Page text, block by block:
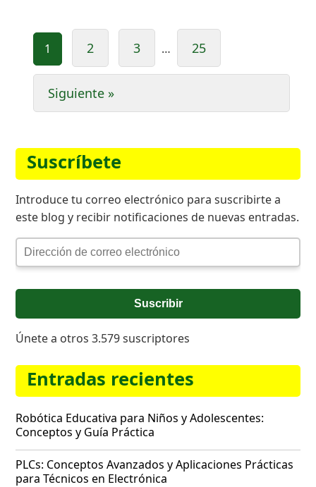
Paginación
de
1 2 3 … 25
Siguiente »
Suscríbete
Introduce tu correo electrónico para suscribirte a
este blog y recibir notificaciones de nuevas entradas.
Dirección
de
Suscribir
Únete a otros 3.579 suscriptores
Entradas recientes
Robótica Educativa para Niños y Adolescentes:
Conceptos y Guía Práctica
PLCs: Conceptos Avanzados y Aplicaciones Prácticas
para Técnicos en Electrónica